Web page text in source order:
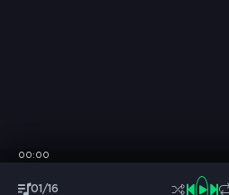
01/16
00:00